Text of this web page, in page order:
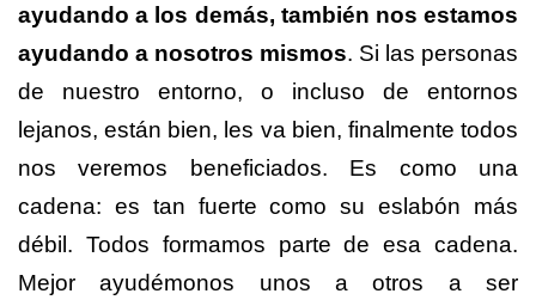
ayudando a los demás, también nos estamos
ayudando a nosotros mismos. Si las personas
de nuestro entorno, o incluso de entornos
lejanos, están bien, les va bien, finalmente todos
nos veremos beneficiados. Es como una
cadena: es tan fuerte como su eslabón más
débil. Todos formamos parte de esa cadena.
Mejor ayudémonos unos a otros a ser